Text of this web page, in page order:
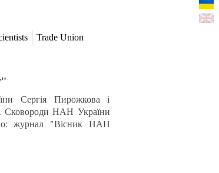
Trade Union
Сергія Пирожкова і
Сковороди НАН України
журнал "Вісник НАН